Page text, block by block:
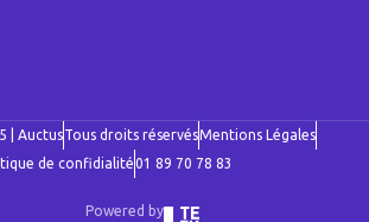
| AuctusTous droits réservésMentions Légales
de confidialité01 89 70 78 83
Powered by